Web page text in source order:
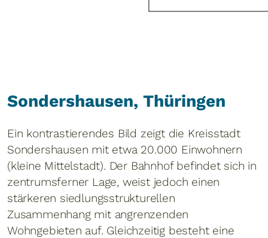
Sondershausen, Thüringen
Ein kontrastierendes Bild zeigt die Kreisstadt
Sondershausen mit etwa 20.000 Einwohnern
(kleine Mittelstadt). Der Bahnhof befindet sich in
zentrumsferner Lage, weist jedoch einen
stärkeren siedlungsstrukturellen
Zusammenhang mit angrenzenden
Wohngebieten auf. Gleichzeitig besteht eine